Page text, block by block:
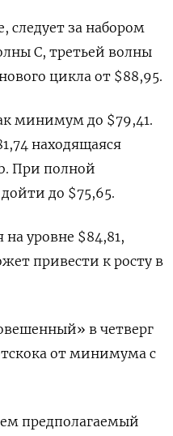
следует за набором
C, третьей волны
цикла от $88,95.
минимум до $79,41.
находящаяся
При полной
до $75,65.
уровне $84,81,
привести к росту в
в четверг
от минимума с
предполагаемый